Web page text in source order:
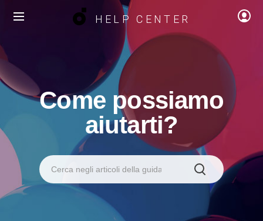
HELP CENTER
Come possiamo
aiutarti?